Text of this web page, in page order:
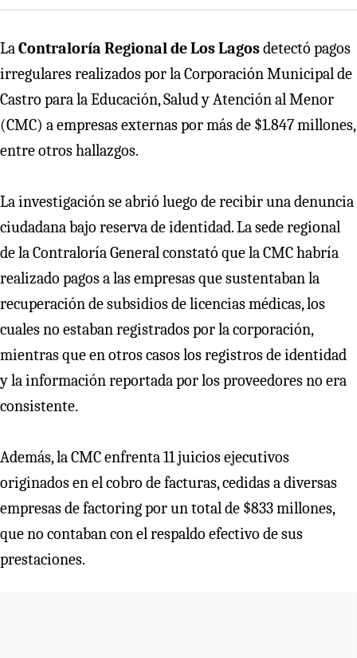
LaContraloría Regional de Los Lagosdetectó pagos
irregulares realizados por la Corporación Municipal de
Castro para la Educación, Salud y Atención al Menor
(CMC) a empresas externas por más de $1.847 millones,
entre otros hallazgos.
La investigación se abrió luego de recibir una denuncia
ciudadana bajo reserva de identidad. La sede regional
de la Contraloría General constató que la CMC habría
realizado pagos a las empresas que sustentaban la
recuperación de subsidios de licencias médicas, los
cuales no estaban registrados por la corporación,
mientras que en otros casos los registros de identidad
y la información reportada por los proveedores no era
consistente.
Además, la CMC enfrenta 11 juicios ejecutivos
originados en el cobro de facturas, cedidas a diversas
empresas de factoring por un total de $833 millones,
que no contaban con el respaldo efectivo de sus
prestaciones.